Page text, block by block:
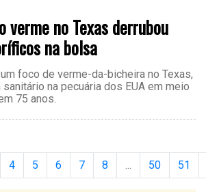
verme no Texas derrubou
na bolsa
foco de verme-da-bicheira no Texas,
na pecuária dos EUA em meio
75 anos.
4 5 6 7 8 ... 50 51